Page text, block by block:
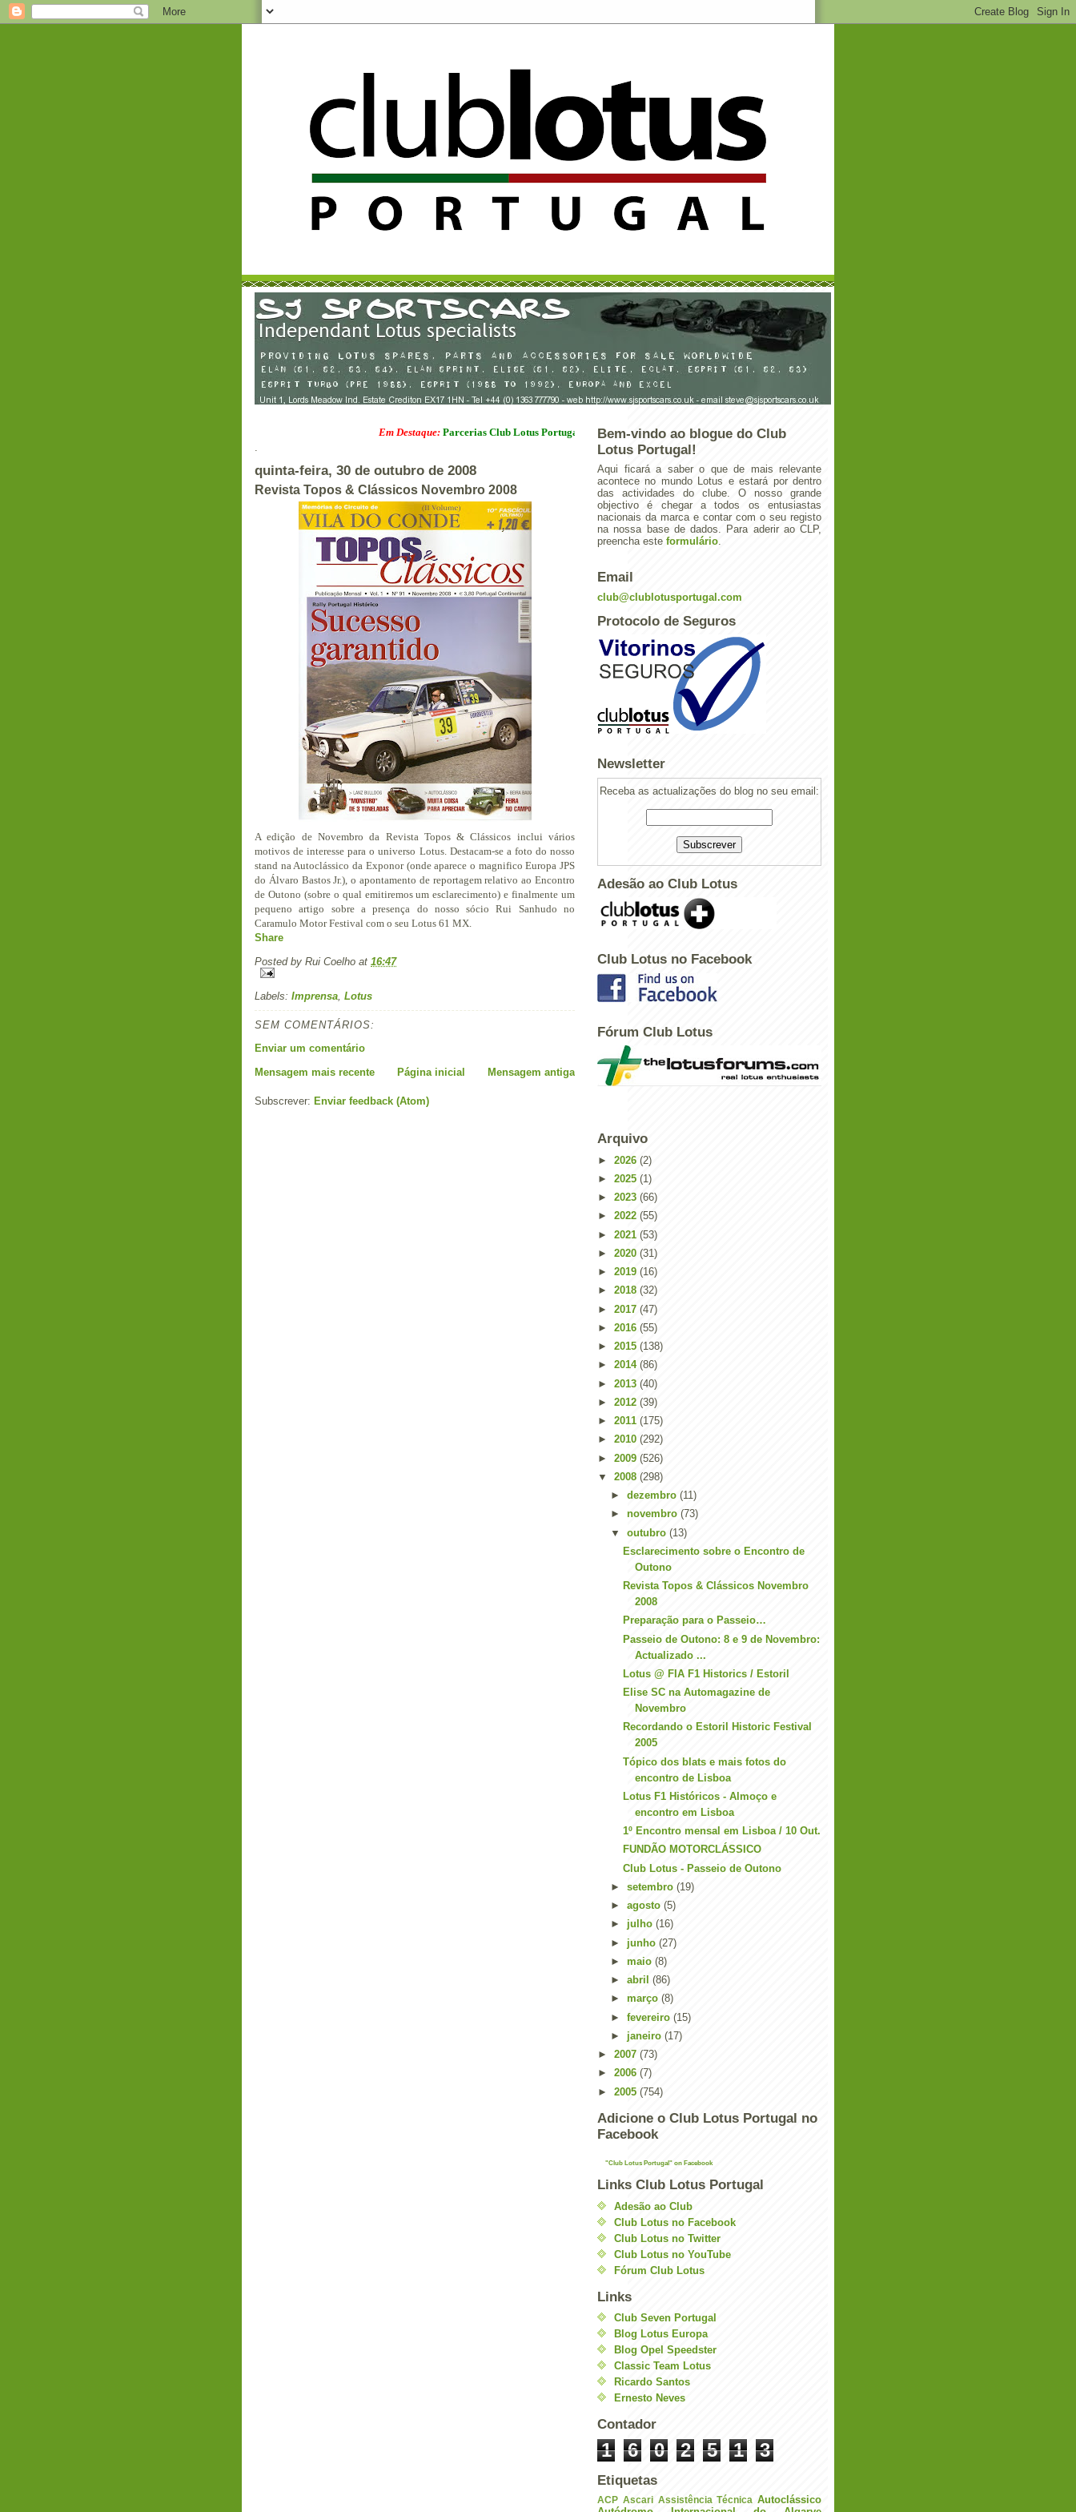
Em Destaque:Parcerias Club Lotus Portugal
quinta-feira, 30 de outubro de 2008
Revista Topos & Clássicos Novembro 2008
A edição de Novembro da Revista Topos & Clássicos inclui vários
motivos de interesse para o universo Lotus. Destacam-se a foto do nosso
stand na Autoclássico da Exponor (onde aparece o magnifico Europa JPS
do Álvaro Bastos Jr.), o apontamento de reportagem relativo ao Encontro
de Outono (sobre o qual emitiremos um esclarecimento) e finalmente um
pequeno artigo sobre a presença do nosso sócio Rui Sanhudo no
Caramulo Motor Festival com o seu Lotus 61 MX.
Share
Posted by Rui Coelho at 16:47
Labels: Imprensa Lotus
SEM COMENTÁRIOS:
Enviar um comentário
Mensagem mais recente
Mensagem antiga
Página inicial
Subscrever: Enviar feedback (Atom)
Bem-vindo ao blogue do Club
Lotus Portugal!
Aqui ficará a saber o que de mais relevante
acontece no mundo Lotus e estará por dentro
das actividades do clube. O nosso grande
objectivo é chegar a todos os entusiastas
nacionais da marca e contar com o seu registo
na nossa base de dados. Para aderir ao CLP,
preencha este formulário.
Email
club@clublotusportugal.com
Protocolo de Seguros
Newsletter
Receba as actualizações do blog no seu email:
Adesão ao Club Lotus
Club Lotus no Facebook
Fórum Club Lotus
Arquivo
► 2026 (2)
► 2025 (1)
► 2023 (66)
► 2022 (55)
► 2021 (53)
► 2020 (31)
► 2019 (16)
► 2018 (32)
► 2017 (47)
► 2016 (55)
► 2015 (138)
► 2014 (86)
► 2013 (40)
► 2012 (39)
► 2011 (175)
► 2010 (292)
► 2009 (526)
▼ 2008 (298)
► dezembro (11)
► novembro (73)
▼ outubro (13)
Esclarecimento sobre o Encontro de
Outono
Revista Topos & Clássicos Novembro
2008
Preparação para o Passeio…
Passeio de Outono: 8 e 9 de Novembro:
Actualizado ...
Lotus @ FIA F1 Historics / Estoril
Elise SC na Automagazine de
Novembro
Recordando o Estoril Historic Festival
2005
Tópico dos blats e mais fotos do
encontro de Lisboa
Lotus F1 Históricos - Almoço e
encontro em Lisboa
1º Encontro mensal em Lisboa / 10 Out.
FUNDÃO MOTORCLÁSSICO
Club Lotus - Passeio de Outono
► setembro (19)
► agosto (5)
► julho (16)
► junho (27)
► maio (8)
► abril (86)
► março (8)
► fevereiro (15)
► janeiro (17)
► 2007 (73)
► 2006 (7)
► 2005 (754)
Adicione o Club Lotus Portugal no
Facebook
"Club Lotus Portugal" on Facebook
Links Club Lotus Portugal
Adesão ao Club
Club Lotus no Facebook
Club Lotus no Twitter
Club Lotus no YouTube
Fórum Club Lotus
Links
Club Seven Portugal
Blog Lotus Europa
Blog Opel Speedster
Classic Team Lotus
Ricardo Santos
Ernesto Neves
Contador
1 6 0 2 5 1 3
Etiquetas
ACP Ascari Assistência Técnica Autoclássico